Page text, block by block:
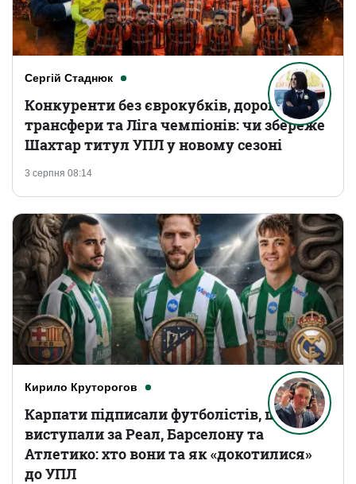
Сергій Стаднюк
3 серпня 08:14
Конкуренти без єврокубків, дорогі
трансфери та Ліга чемпіонів: чи збереже
Шахтар титул УПЛ у новому сезоні
Кирило Круторогов
Карпати підписали футболістів, що
виступали за Реал, Барселону та
Атлетико: хто вони та як «докотилися»
до УПЛ